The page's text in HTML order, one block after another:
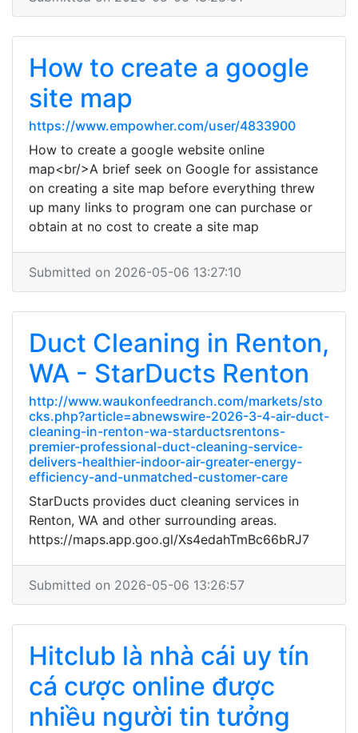
How to create a google
site map
https://www.empowher.com/user/4833900
How to create a google website online
map<br/>A brief seek on Google for assistance
on creating a site map before everything threw
up many links to program one can purchase or
obtain at no cost to create a site map
Submitted on 2026-05-06 13:27:10
Duct Cleaning in Renton,
WA - StarDucts Renton
http://www.waukonfeedranch.com/markets/sto
cks.php?article=abnewswire-2026-3-4-air-duct-
cleaning-in-renton-wa-starductsrentons-
premier-professional-duct-cleaning-service-
delivers-healthier-indoor-air-greater-energy-
efficiency-and-unmatched-customer-care
StarDucts provides duct cleaning services in
Renton, WA and other surrounding areas.
https://maps.app.goo.gl/Xs4edahTmBc66bRJ7
Submitted on 2026-05-06 13:26:57
Hitclub là nhà cái uy tín
cá cược online được
nhiều người tin tưởng